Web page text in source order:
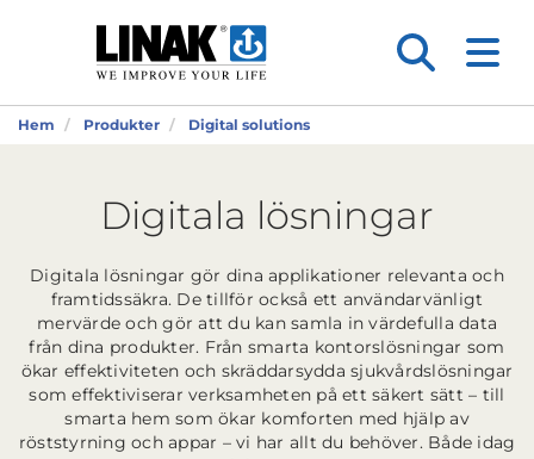
Hem Produkter Digital solutions
Digitala lösningar
Digitala lösningar gör dina applikationer relevanta och
framtidssäkra. De tillför också ett användarvänligt
mervärde och gör att du kan samla in värdefulla data
från dina produkter. Från smarta kontorslösningar som
ökar effektiviteten och skräddarsydda sjukvårdslösningar
som effektiviserar verksamheten på ett säkert sätt – till
smarta hem som ökar komforten med hjälp av
röststyrning och appar – vi har allt du behöver. Både idag